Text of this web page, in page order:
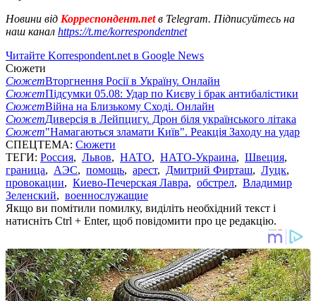
Новини від Корреспондент.netв Telegram. Підписуйтесь на
наш канал https://t.me/korrespondentnet
Читайте Korrespondent.net в Google News
Сюжети
СюжетВторгнення Росії в Україну. Онлайн
СюжетПідсумки 05.08: Удар по Києву і брак антибалістики
СюжетВійна на Близькому Сході. Онлайн
СюжетДиверсія в Лейпцигу. Дрон біля українського літака
Сюжет"Намагаються зламати Київ". Реакція Заходу на удар
СПЕЦТЕМА: Сюжети
ТЕГИ: Россия, Львов, НАТО, НАТО-Украина, Швеция,
граница, АЭС, помощь, арест, Дмитрий Фирташ, Луцк,
провокации, Киево-Печерская Лавра, обстрел, Владимир
Зеленский, военнослужащие
Якщо ви помітили помилку, виділіть необхідний текст і
натисніть Ctrl + Enter, щоб повідомити про це редакцію.